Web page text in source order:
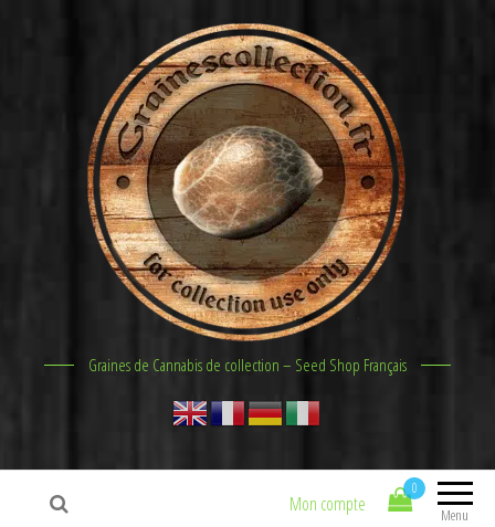
Graines de Cannabis de collection – Seed Shop Français
Menu
0
Mon compte